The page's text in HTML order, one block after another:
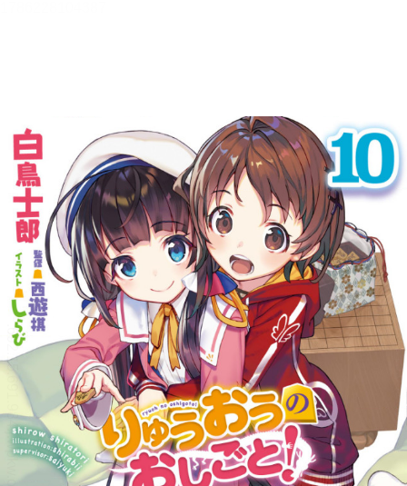
【立ち読み版】
白鳥士郎
目次
目次を表示します。
この作品について
この作品の書誌情報を表示します。
本文検索
本文内から文字を検索します。
リーダー設定
文字サイズ、エフェクトの変更などを行います。